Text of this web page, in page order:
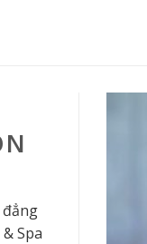
Spa